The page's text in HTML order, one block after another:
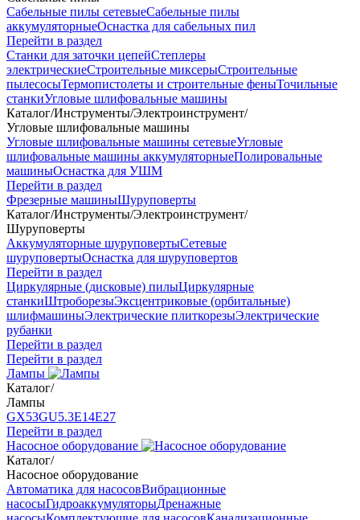
Сабельные пилы сетевыеСабельные пилы
аккумуляторныеОснастка для сабельных пил
Перейти в раздел
Станки для заточки цепейСтеплеры
электрическиеСтроительные миксерыСтроительные
пылесосыТермопистолеты и строительные феныТочильные
станкиУгловые шлифовальные машины
Каталог/Инструменты/Электроинструмент/
Угловые шлифовальные машины
Угловые шлифовальные машины сетевыеУгловые
шлифовальные машины аккумуляторныеПолировальные
машиныОснастка для УШМ
Перейти в раздел
Фрезерные машиныШуруповерты
Каталог/Инструменты/Электроинструмент/
Шуруповерты
Аккумуляторные шуруповертыСетевые
шуруповертыОснастка для шуруповертов
Перейти в раздел
Циркулярные (дисковые) пилыЦиркулярные
станкиШтроборезыЭксцентриковые (орбитальные)
шлифмашиныЭлектрические плиткорезыЭлектрические
рубанки
Перейти в раздел
Перейти в раздел
Лампы
Каталог/
Лампы
GX53GU5.3Е14Е27
Перейти в раздел
Насосное оборудование
Каталог/
Насосное оборудование
Автоматика для насосовВибрационные
насосыГидроаккумуляторыДренажные